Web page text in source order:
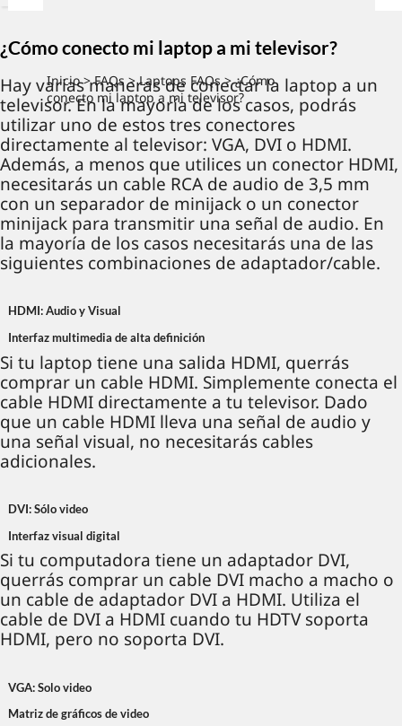
Inicio>FAQs>Laptops FAQs> ¿Cómo
conecto mi laptop a mi televisor?
¿Cómo conecto mi laptop a mi televisor?
Hay varias maneras de conectar la laptop a un
televisor. En la mayoría de los casos, podrás
utilizar uno de estos tres conectores
directamente al televisor: VGA, DVI o HDMI.
Además, a menos que utilices un conector HDMI,
necesitarás un cable RCA de audio de 3,5 mm
con un separador de minijack o un conector
minijack para transmitir una señal de audio. En
la mayoría de los casos necesitarás una de las
siguientes combinaciones de adaptador/cable.
HDMI: Audio y Visual
Interfaz multimedia de alta definición
Si tu laptop tiene una salida HDMI, querrás
comprar un cable HDMI. Simplemente conecta el
cable HDMI directamente a tu televisor. Dado
que un cable HDMI lleva una señal de audio y
una señal visual, no necesitarás cables
adicionales.
DVI: Sólo video
Interfaz visual digital
Si tu computadora tiene un adaptador DVI,
querrás comprar un cable DVI macho a macho o
un cable de adaptador DVI a HDMI. Utiliza el
cable de DVI a HDMI cuando tu HDTV soporta
HDMI, pero no soporta DVI.
VGA: Solo video
Matriz de gráficos de video